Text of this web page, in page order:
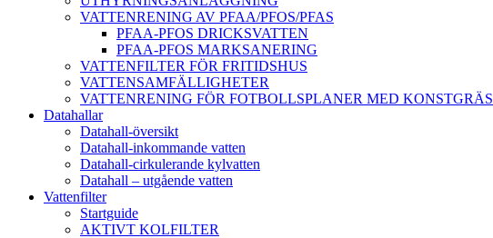
VATTENRENING AV PFAA/PFOS/PFAS
PFAA-PFOS DRICKSVATTEN
PFAA-PFOS MARKSANERING
VATTENFILTER FÖR FRITIDSHUS
VATTENSAMFÄLLIGHETER
VATTENRENING FÖR FOTBOLLSPLANER MED KONSTGRÄS
Datahallar
Datahall-översikt
Datahall-inkommande vatten
Datahall-cirkulerande kylvatten
Datahall – utgående vatten
Vattenfilter
Startguide
AKTIVT KOLFILTER